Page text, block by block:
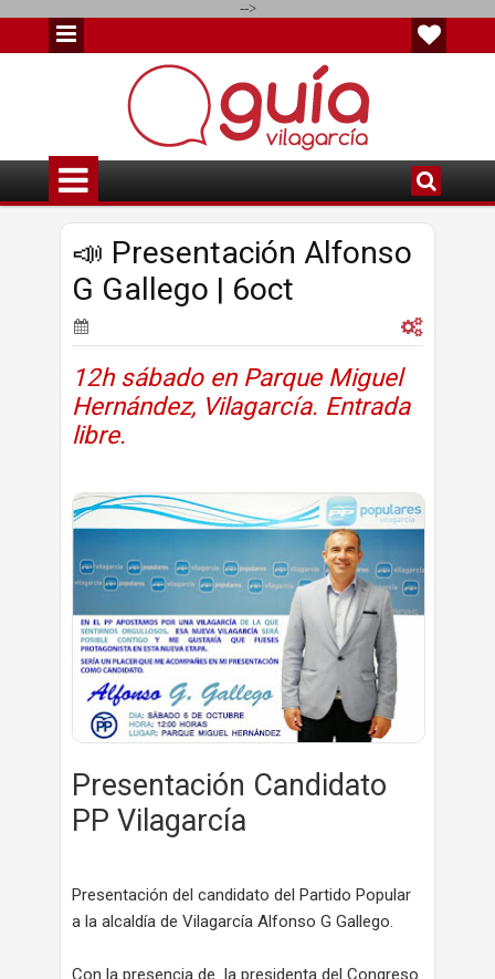
-->
📣 Presentación Alfonso
G Gallego | 6oct
12h sábado en Parque Miguel
Hernández, Vilagarcía. Entrada
libre.
Presentación Candidato
PP Vilagarcía
Presentación del candidato del Partido Popular
a la alcaldía de Vilagarcía Alfonso G Gallego.
Con la presencia de la presidenta del Congreso